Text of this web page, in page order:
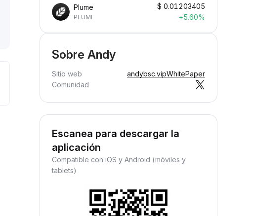
Plume
PLUME
$ 0.01203405
+5.60%
Sobre Andy
Sitio web andybsc.vipWhitePaper
Comunidad
Escanea para descargar la
aplicación
Compatible con iOS y Android (móviles y
tablets)